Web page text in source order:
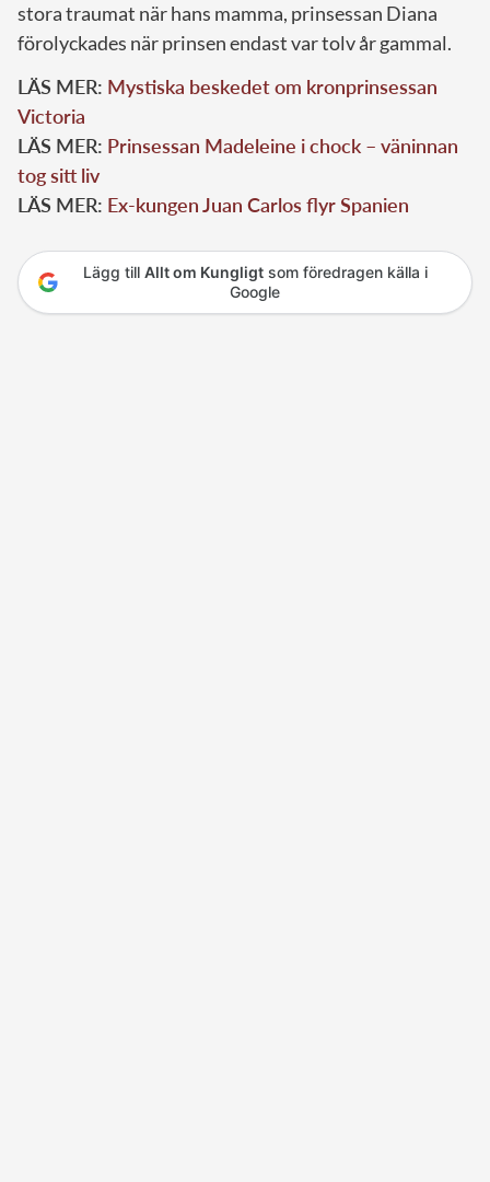
stora traumat när hans mamma, prinsessan Diana
förolyckades när prinsen endast var tolv år gammal.
LÄS MER: Mystiska beskedet om kronprinsessan
Victoria
LÄS MER: Prinsessan Madeleine i chock – väninnan
tog sitt liv
LÄS MER: Ex-kungen Juan Carlos flyr Spanien
Lägg till Allt om Kungligtsom föredragen källa i
Google